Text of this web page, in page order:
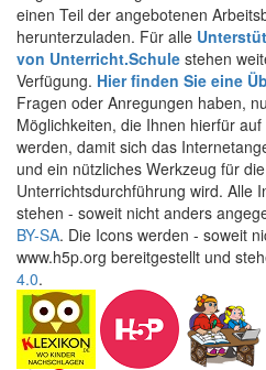
einen Teil der angebotenen
herunterzuladen. Für alle
von Unterricht.Schule stehen
Verfügung. Hier finden Sie eine
Fragen oder Anregungen haben,
Möglichkeiten, die Ihnen hierfür
werden, damit sich das
und ein nützliches Werkzeug für
Unterrichtsdurchführung wird. Alle
stehen - soweit nicht anders
BY-SA. Die Icons werden - soweit
www.h5p.org bereitgestellt und
4.0.